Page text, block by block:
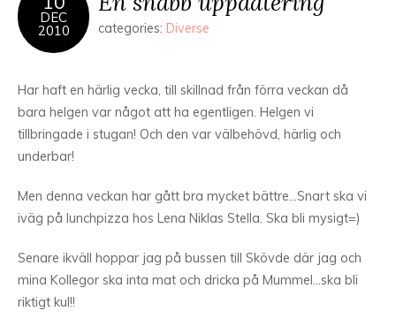
DEC
2010 categories: Diverse
Har haft en härlig vecka, till skillnad från förra veckan då
bara helgen var något att ha egentligen. Helgen vi
tillbringade i stugan! Och den var välbehövd, härlig och
underbar!
Men denna veckan har gått bra mycket bättre…Snart ska vi
iväg på lunchpizza hos Lena Niklas Stella. Ska bli mysigt=)
Senare ikväll hoppar jag på bussen till Skövde där jag och
mina Kollegor ska inta mat och dricka på Mummel…ska bli
riktigt kul!!